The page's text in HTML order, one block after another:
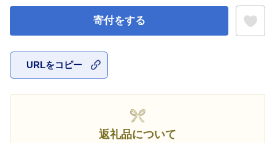
寄付をする
URLをコピー
返礼品について